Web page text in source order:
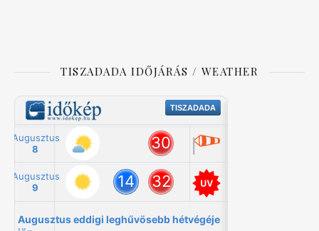
TISZADADA IDŐJÁRÁS / WEATHER